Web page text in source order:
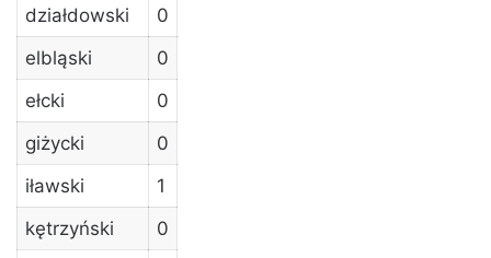
działdowski
0
elbląski
0
ełcki
0
giżycki
0
iławski
1
kętrzyński
0